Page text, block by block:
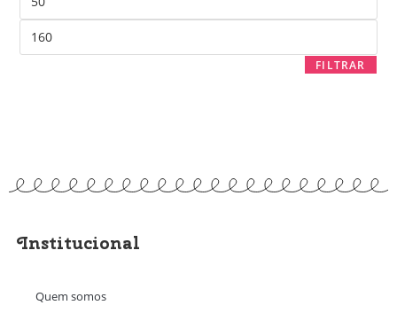
FILTRAR
Institucional
Quem somos